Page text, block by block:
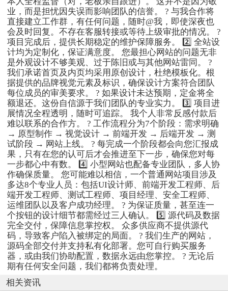
业，而是担忧因失误而影响团队的信誉。 ? 与我合作将
直接建立工作群，有任何问题，随时@我，即使深夜也
会及时回复。不存在客服转接或等待上级审批的情况。 ?
项目完成后，提供长期稳定的维护保障服务。 2️⃣ 全站设
计均为定制化，保证满意度。 您最担心网站的问题无非
是外观设计不够美观、过于陈旧或与其他网站雷同。 ?
我们承诺首页及内页均采用原创设计，杜绝模板化。根
据提供的品牌视觉元素及标识，确保设计方案符合团队
每位成员的审美要求。 ? 如果设计未达预期，定金将全
额退还。这份自信源于我们团队的专业实力。 3️⃣ 项目进
展情况全程透明，随时可追踪。 我个人非常反感付款后
难以联系的合作方。 ? 工作流程分为7个阶段：需求明确
→ 原型制作 → 视觉设计 → 前端开发 → 后端开发 → 测
试阶段 → 网站上线。 ? 每完成一个阶段都会向您汇报成
果，只有在您的认可后才会推进至下一步，确保您对每
一步都心中有数。 4️⃣ 小型网站也配备专业团队，多人协
作确保质量。 您可能难以相信，一个普通网站项目涉及
多达8个专业人员：包括UI设计师、前端开发工程师、后
端开发工程师、测试工程师、项目经理、安全工程师、
运维团队以及客户成功经理。 ? 为保证质量，甚至连一
个按钮的设计细节都需经过三人确认。 5️⃣ 源代码及数据
完全交付，保障信息掌控权。 众多供应商不提供源代
码，导致客户陷入被绑定的局面。 ? 我们生产的网站，
源码全部交付并支持私有化部署。您可自行购买服务
器，或由我们协助配置，数据永远由您掌控。 ? 无论后
期有任何安全问题，我们都将负责处理。
相关资讯